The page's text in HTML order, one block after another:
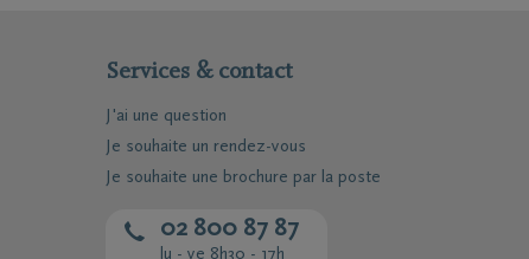
Services & contact
J'ai une question
Je souhaite un rendez-vous
Je souhaite une brochure par la poste
02 800 87 87
lu - ve 8h30 - 17h